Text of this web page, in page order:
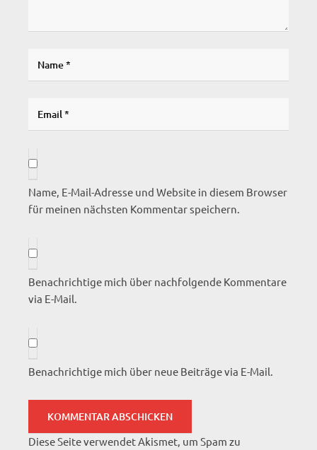
Name, E-Mail-Adresse und Website in diesem Browser
für meinen nächsten Kommentar speichern.
Benachrichtige mich über nachfolgende Kommentare
via E-Mail.
Benachrichtige mich über neue Beiträge via E-Mail.
Diese Seite verwendet Akismet, um Spam zu